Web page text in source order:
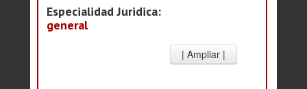
Especialidad Juridica:
general